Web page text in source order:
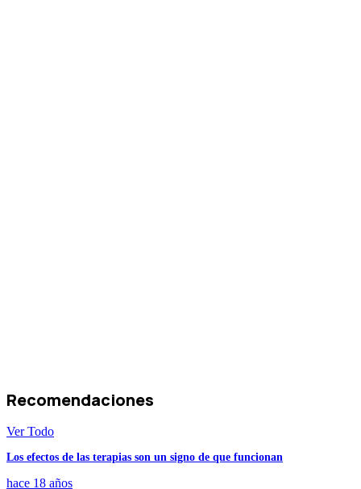
Recomendaciones
Ver Todo
Los efectos de las terapias son un signo de que funcionan
hace 18 años